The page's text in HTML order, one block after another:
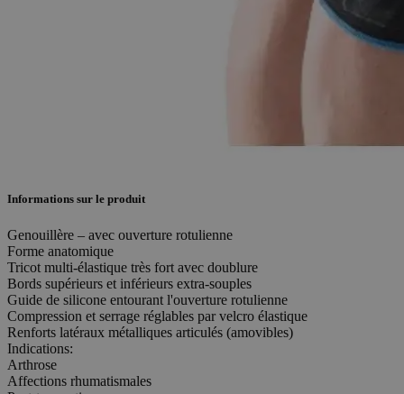
Informations sur le produit
Genouillère – avec ouverture rotulienne
Forme anatomique
Tricot multi-élastique très fort avec doublure
Bords supérieurs et inférieurs extra-souples
Guide de silicone entourant l'ouverture rotulienne
Compression et serrage réglables par velcro élastique
Renforts latéraux métalliques articulés (amovibles)
Indications:
Arthrose
Affections rhumatismales